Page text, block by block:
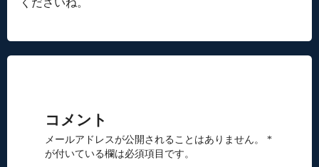
くださいね。
コメント
メールアドレスが公開されることはありません。 *
が付いている欄は必須項目です。